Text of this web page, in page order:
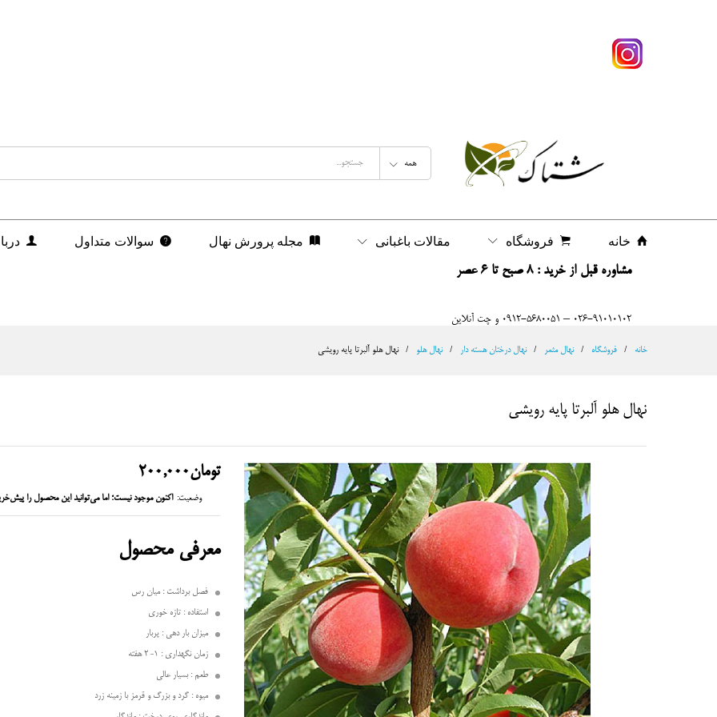
همه
خانه فروشگاه مقالات باغبانی مجله پرورش نهال سوالات متداول
مشاوره قبل از خرید : 8 صبح تا 6 عصر
026-91010102 – 0912-5680051 و چت آنلاین
خانه / فروشگاه / نهال مثمر / نهال درختان هسته دار / نهال هلو / نهال هلو آلبرتا پایه رویشی
نهال هلو آلبرتا پایه رویشی
تومان200,000
وضعیت: اکنون موجود نیست؛ اما می‌توانید این محصول را
معرفی محصول
فصل برداشت : میان رس
استفاده : تازه خوری
میزان بار دهی : پربار
زمان نگهداری : 1-2 هفته
طعم : بسیار عالی
میوه : گرد و بزرگ و قرمز با زمینه زرد